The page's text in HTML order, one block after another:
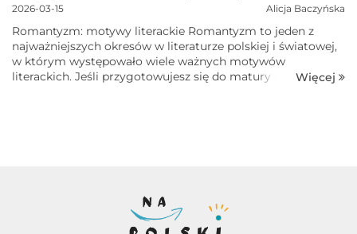
2026-03-15 Alicja Baczyńska
Romantyzm: motywy literackie Romantyzm to jeden z
najważniejszych okresów w literaturze polskiej i światowej,
w którym występowało wiele ważnych motywów
literackich. Jeśli przygotowujesz się do matury z języka
Więcej